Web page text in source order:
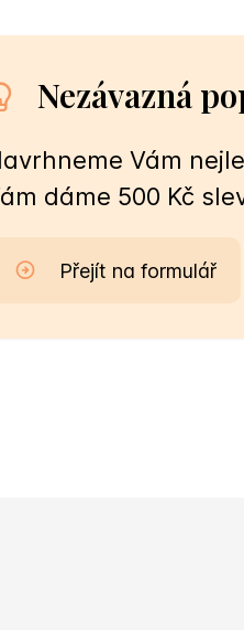
Nezávazná
Vám
dáme 500 Kč
Přejít na formulář